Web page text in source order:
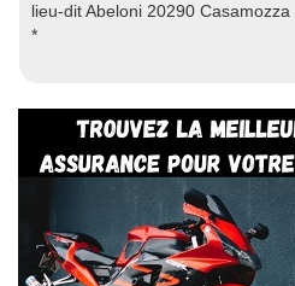
lieu-dit Abeloni 20290 Casamozza
*